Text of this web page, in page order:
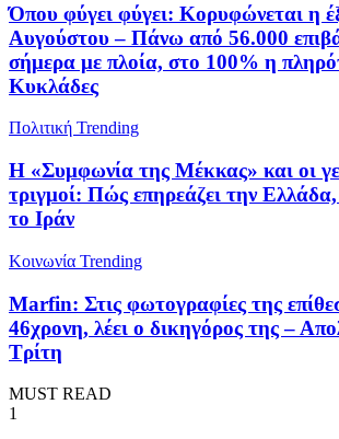
Όπου φύγει φύγει: Κορυφώνεται η
Αυγούστου – Πάνω από 56.000
σήμερα με πλοία, στο 100% η
Κυκλάδες
Πολιτική Trending
Η «Συμφωνία της Μέκκας» και οι
τριγμοί: Πώς επηρεάζει την
το Ιράν
Κοινωνία Trending
Marfin: Στις φωτογραφίες της
46χρονη, λέει ο δικηγόρος της –
Τρίτη
MUST READ
1